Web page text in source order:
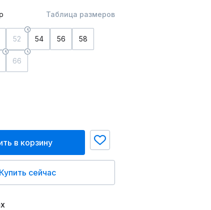
Таблица размеров
52 54 56 58
66
в корзину
Купить сейчас